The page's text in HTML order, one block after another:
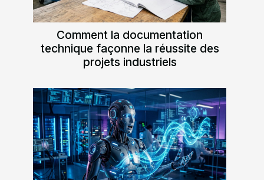
Comment la documentation
technique façonne la réussite des
projets industriels